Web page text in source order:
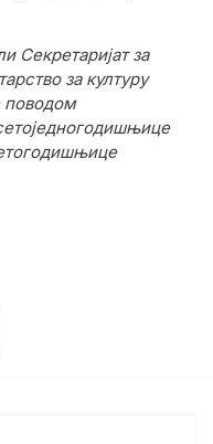
Секретаријат за
за културу
поводом